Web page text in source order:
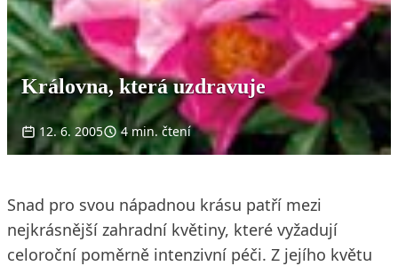
Královna, která uzdravuje
12. 6. 2005 4 min. čtení
Snad pro svou nápadnou krásu patří mezi
nejkrásnější zahradní květiny, které vyžadují
celoroční poměrně intenzivní péči. Z jejího květu